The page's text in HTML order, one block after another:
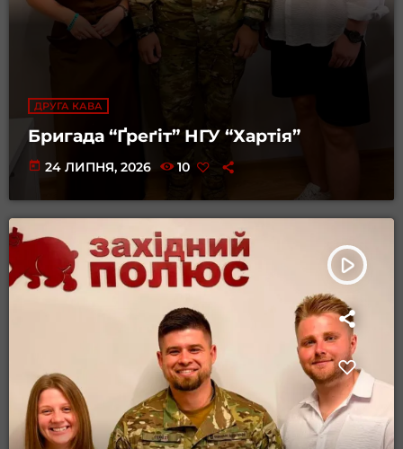
ДРУГА КАВА
Бригада “Ґреґіт” НГУ “Хартія”
today 24 ЛИПНЯ, 2026 10
play_arrow